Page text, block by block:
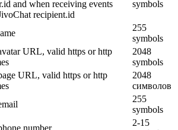
and when receiving events
recipient.id
symbols
255
symbols
URL, valid https or http
2048
symbols
URL, valid https or http
2048
символов
255
symbols
number
2-15